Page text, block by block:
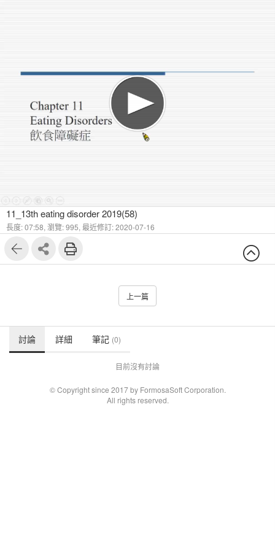
11_13th eating disorder 2019(58)
長度: 07:58, 瀏覽: 995, 最近修訂: 2020-07-16
上一篇
討論 詳細 筆記 (0)
目前沒有討論
© Copyright since 2017 by FormosaSoft Corporation.
All rights reserved.